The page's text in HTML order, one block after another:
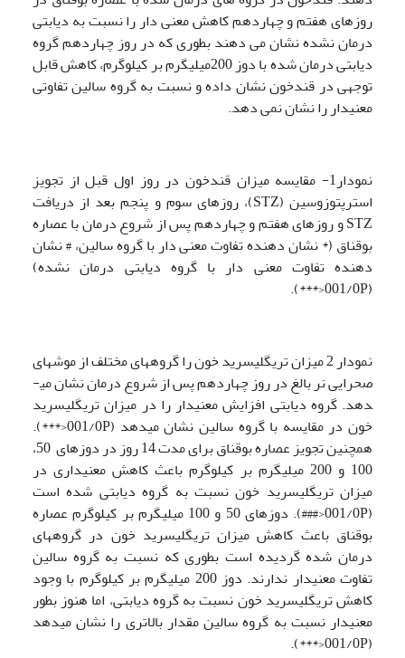
روزهای هفتم و چهاردهم کاهش معنی دار را نسبت به دیابتی
درمان نشده نشان می دهند بطوری که در روز چهاردهم گروه
دیابتی درمان شده با دوز 200میلی­گرم بر کیلوگرم، کاهش قابل
توجهی در قندخون نشان داده و نسبت به گروه سالین تفاوتی
معنی­دار را نشان نمی دهد.
نمودار1- مقایسه میزان قندخون در روز اول قبل از تجویز
استرپتوزوسین (STZ)، روزهای سوم و پنجم بعد از دریافت
STZ و روزهای هفتم و چهاردهم پس از شروع درمان با عصاره
بوقناق (* نشان دهنده تفاوت معنی دار با گروه سالین، # نشان
دهنده تفاوت معنی دار با گروه دیابتی درمان نشده)
(001/0P<***).
نمودار 2 میزان تری­گلیسرید خون را گروه­های مختلف از موش­های
صحرایی نر بالغ در روز چهاردهم پس از شروع درمان نشان می­
دهد. گروه دیابتی افزایش معنی­دار را در میزان تری­گلیسرید
خون در مقایسه با گروه سالین نشان می­دهد (001/0P<***).
همچنین تجویز عصاره بوقناق برای مدت 14 روز در دوزهای 50،
100 و 200 میلی­گرم بر کیلوگرم باعث کاهش معنی­داری در
میزان تری­گلیسرید خون نسبت به گروه دیابتی شده است
(001/0P<###). دوزهای 50 و 100 میلی­گرم بر کیلوگرم عصاره
بوقناق باعث کاهش میزان تری­گلیسرید خون در گروه­های
درمان شده گردیده است بطوری که نسبت به گروه سالین
تفاوت معنی­دار ندارند. دوز 200 میلی­گرم بر کیلوگرم با وجود
کاهش تری­گلیسرید خون نسبت به گروه دیابتی، اما هنوز بطور
معنی­دار نسبت به گروه سالین مقدار بالاتری را نشان می­دهد
(001/0P<***).